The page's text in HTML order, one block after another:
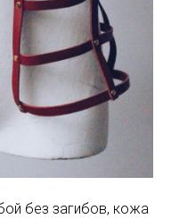
без загибов, кожа